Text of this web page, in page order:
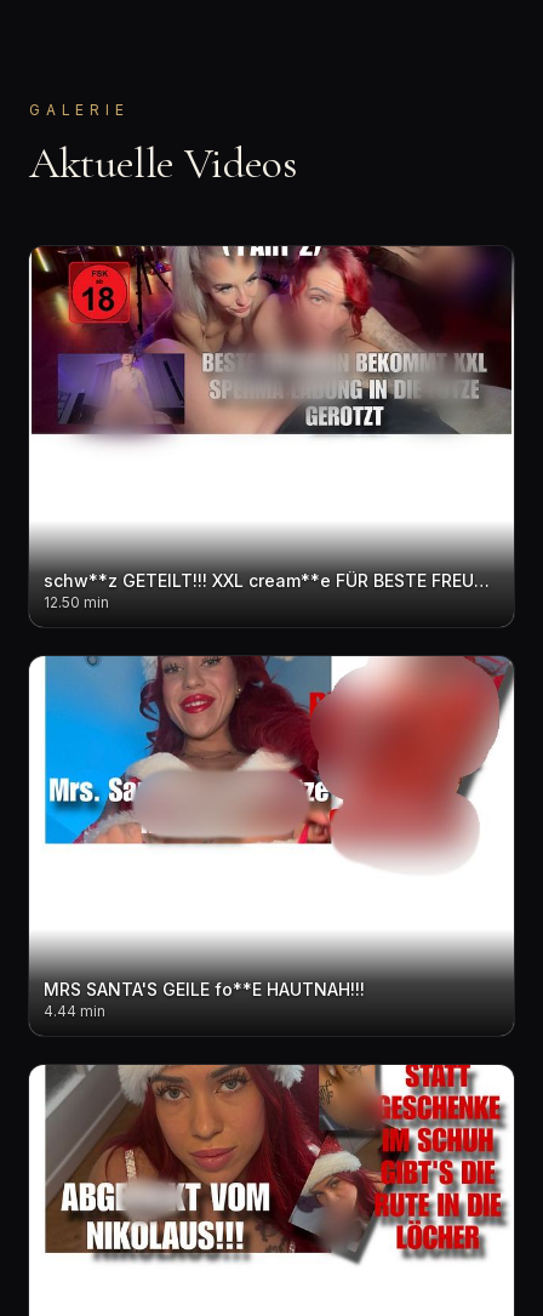
GALERIE
Aktuelle Videos
schw**z GETEILT!!! XXL cream**e FÜR BESTE FREUNDIN
12.50 min
MRS SANTA'S GEILE fo**E HAUTNAH!!!
4.44 min